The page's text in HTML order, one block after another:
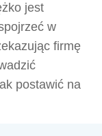
jest
w
firmę
postawić na